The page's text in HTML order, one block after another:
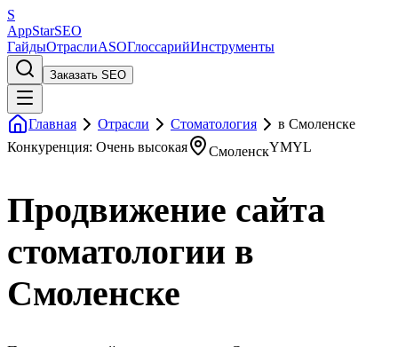
S
AppStarSEO
ГайдыОтраслиASOГлоссарийИнструменты
Заказать SEO
Главная Отрасли Стоматология
в Смоленске
Конкуренция: Очень высокая
СмоленскYMYL
Продвижение сайта
стоматологии в
Смоленске